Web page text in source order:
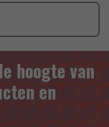
hoogte van
en